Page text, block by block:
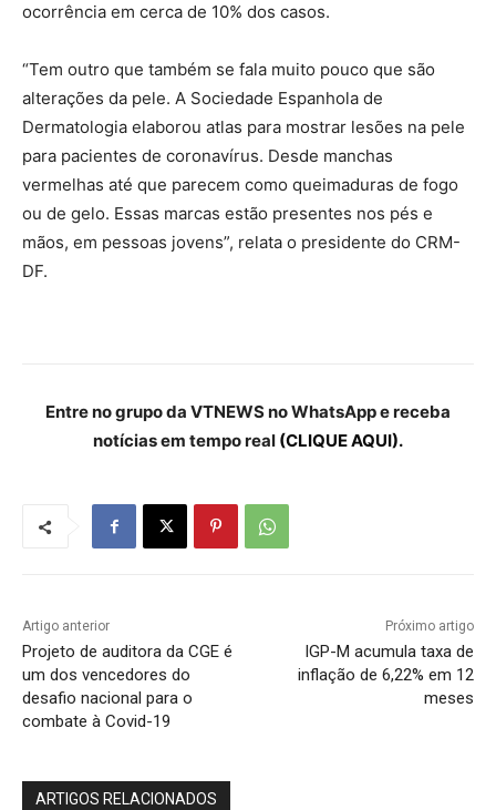
ocorrência em cerca de 10% dos casos.
“Tem outro que também se fala muito pouco que são
alterações da pele. A Sociedade Espanhola de
Dermatologia elaborou atlas para mostrar lesões na pele
para pacientes de coronavírus. Desde manchas
vermelhas até que parecem como queimaduras de fogo
ou de gelo. Essas marcas estão presentes nos pés e
mãos, em pessoas jovens”, relata o presidente do CRM-
DF.
Entre no grupo da VTNEWS no WhatsApp e receba
notícias em tempo real (CLIQUE AQUI).
Artigo anterior
Projeto de auditora da CGE é
um dos vencedores do
desafio nacional para o
combate à Covid-19
Próximo artigo
IGP-M acumula taxa de
inflação de 6,22% em 12
meses
ARTIGOS RELACIONADOS